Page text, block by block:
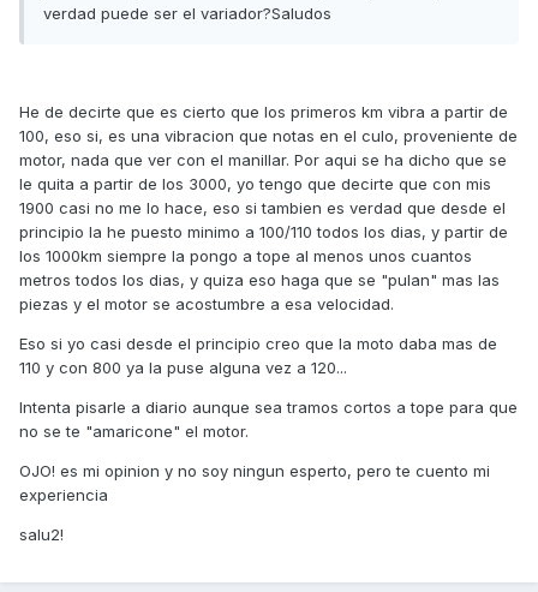
verdad puede ser el variador?Saludos
He de decirte que es cierto que los primeros km vibra a partir de
100, eso si, es una vibracion que notas en el culo, proveniente de
motor, nada que ver con el manillar. Por aqui se ha dicho que se
le quita a partir de los 3000, yo tengo que decirte que con mis
1900 casi no me lo hace, eso si tambien es verdad que desde el
principio la he puesto minimo a 100/110 todos los dias, y partir de
los 1000km siempre la pongo a tope al menos unos cuantos
metros todos los dias, y quiza eso haga que se "pulan" mas las
piezas y el motor se acostumbre a esa velocidad.
Eso si yo casi desde el principio creo que la moto daba mas de
110 y con 800 ya la puse alguna vez a 120...
Intenta pisarle a diario aunque sea tramos cortos a tope para que
no se te "amaricone" el motor.
OJO! es mi opinion y no soy ningun esperto, pero te cuento mi
experiencia
salu2!